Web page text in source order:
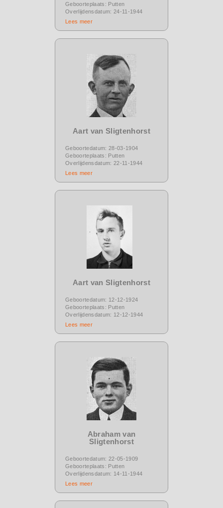
Geboorteplaats: Putten
Overlijdensdatum: 24-11-1944
Lees meer
Aart van Sligtenhorst
Geboortedatum: 28-03-1904
Geboorteplaats: Putten
Overlijdensdatum: 22-11-1944
Lees meer
Aart van Sligtenhorst
Geboortedatum: 12-12-1924
Geboorteplaats: Putten
Overlijdensdatum: 12-12-1944
Lees meer
Abraham van
Sligtenhorst
Geboortedatum: 22-05-1909
Geboorteplaats: Putten
Overlijdensdatum: 14-11-1944
Lees meer